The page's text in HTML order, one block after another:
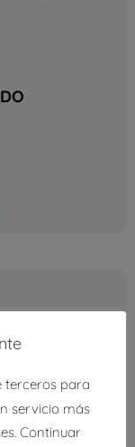
terceros para
servicio más
Continuar